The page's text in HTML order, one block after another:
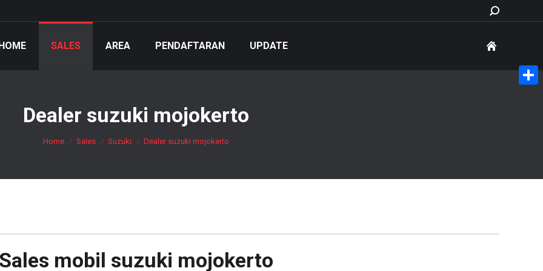
Search:
SALES AREA PENDAFTARAN UPDATE
Dealer suzuki mojokerto
You are here:
Home Sales Suzuki Dealer suzuki mojokerto
mobil suzuki mojokerto